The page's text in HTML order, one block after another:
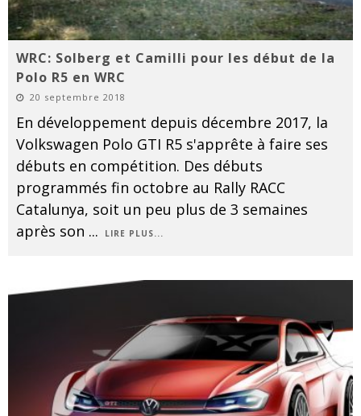
WRC: Solberg et Camilli pour les début de la
Polo R5 en WRC
20 septembre 2018
En développement depuis décembre 2017, la
Volkswagen Polo GTI R5 s'apprête à faire ses
débuts en compétition. Des débuts
programmés fin octobre au Rally RACC
Catalunya, soit un peu plus de 3 semaines
après son ... LIRE PLUS...